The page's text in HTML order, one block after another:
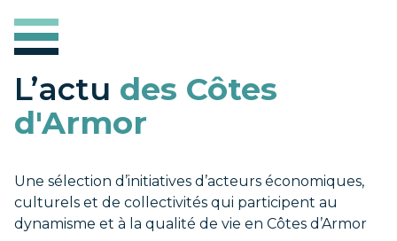
L’actu des Côtes
d'Armor
Une sélection d’initiatives d’acteurs économiques,
culturels et de collectivités qui participent au
dynamisme et à la qualité de vie en Côtes d’Armor